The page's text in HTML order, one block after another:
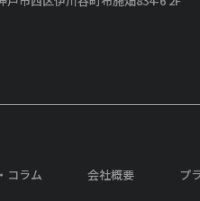
コラム 会社概要 プ